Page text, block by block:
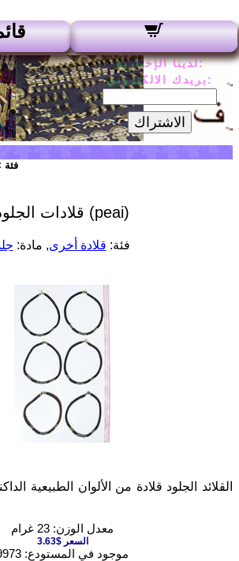
لدينا الإخبارية:
بريدك الالكتروني:
الاشتراك
فئة
قلادات الجلود (peai)
فئة: قلادة أخرى, مادة:
القلائد الجلود قلادة من الألوان الطبيعية
معدل الوزن: 23 غرام
السعر $3.63
موجود في المستودع: 9973